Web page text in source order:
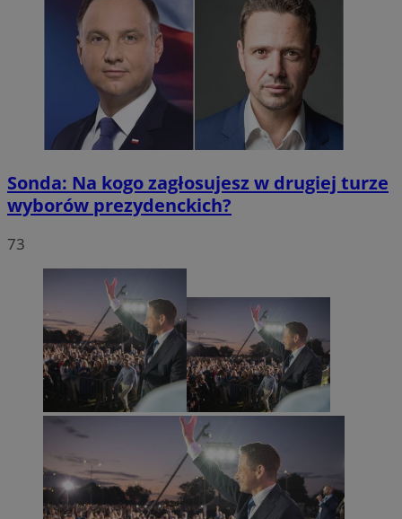
Sonda: Na kogo zagłosujesz w drugiej turze
wyborów prezydenckich?
73